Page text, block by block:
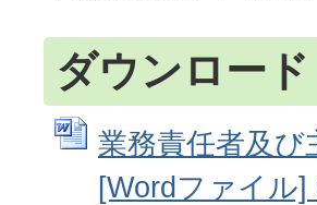
ダウンロード
業務責任者及び
[Wordファイル